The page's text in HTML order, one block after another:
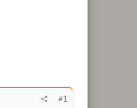
#1